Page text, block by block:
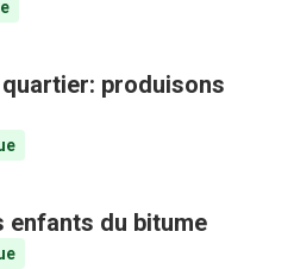
produisons
enfants du bitume